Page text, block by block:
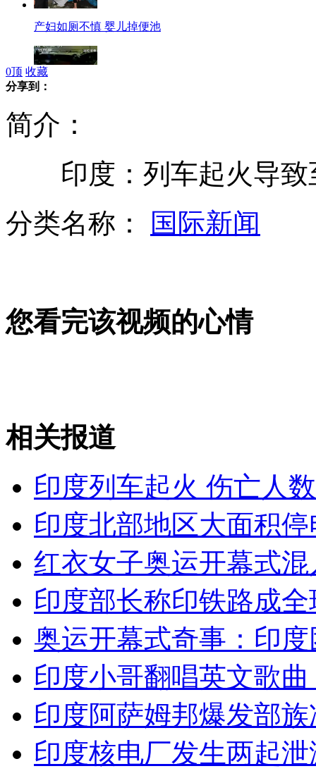
产妇如厕不慎 婴儿掉便池
微型"西瓜"上市 比一元硬币还小
南京：航班严重延误 旅客霸机索赔
山西运城恶犬咬伤多人 警民合力深夜将其击毙
女孩北京地铁殴打老人 痛下狠手拳打脚踢
无痛分娩是否安全 医生回应
外交部：反对强权政治霸凌主义
0顶 收藏
分享到：
简介：
印度：列车起火导致
分类名称：
国际新闻
您看完该视频的心情
相关报道
印度列车起火 伤亡人
印度北部地区大面积停
红衣女子奥运开幕式
印度部长称印铁路成
奥运开幕式奇事：印
印度小哥翻唱英文歌
印度阿萨姆邦爆发部
印度核电厂发生两起